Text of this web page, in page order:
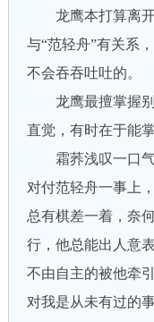
龙鹰本打算离开
与“范轻舟”有关系
不会吞吞吐吐的。
龙鹰最擅掌握别
直觉，有时在于能
霜荞浅叹一口气
对付范轻舟一事上
总有棋差一着，奈
行，他总能出人意
不由自主的被他牵
对我是从未有过的